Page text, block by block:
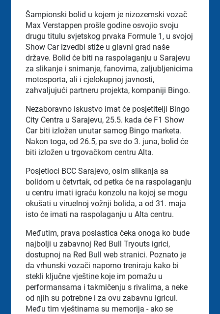
Šampionski bolid u kojem je nizozemski vozač
Max Verstappen prošle godine osvojio svoju
drugu titulu svjetskog prvaka Formule 1, u svojoj
Show Car izvedbi stiže u glavni grad naše
države. Bolid će biti na raspolaganju u Sarajevu
za slikanje i snimanje, fanovima, zaljubljenicima
motosporta, ali i cjelokupnoj javnosti,
zahvaljujući partneru projekta, kompaniji Bingo.
Nezaboravno iskustvo imat će posjetitelji Bingo
City Centra u Sarajevu, 25.5. kada će F1 Show
Car biti izložen unutar samog Bingo marketa.
Nakon toga, od 26.5, pa sve do 3. juna, bolid će
biti izložen u trgovačkom centru Alta.
Posjetioci BCC Sarajevo, osim slikanja sa
bolidom u četvrtak, od petka će na raspolaganju
u centru imati igraću konzolu na kojoj se mogu
okušati u viruelnoj vožnji bolida, a od 31. maja
isto će imati na raspolaganju u Alta centru.
Međutim, prava poslastica čeka onoga ko bude
najbolji u zabavnoj Red Bull Tryouts igrici,
dostupnoj na Red Bull web stranici. Poznato je
da vrhunski vozači naporno treniraju kako bi
stekli ključne vještine koje im pomažu u
performansama i takmičenju s rivalima, a neke
od njih su potrebne i za ovu zabavnu igricul.
Među tim vještinama su memorija - ako se